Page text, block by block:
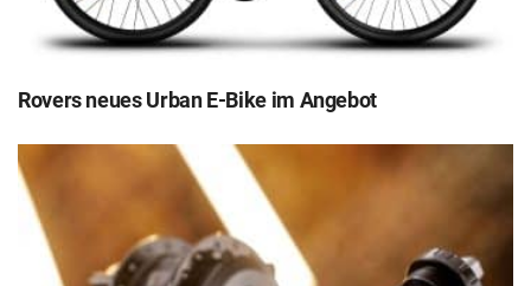
Rovers neues Urban E-Bike im Angebot